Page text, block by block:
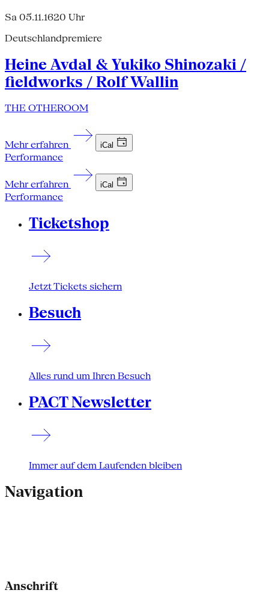
Sa 05.11.1620 Uhr
Deutschlandpremiere
Heine Avdal & Yukiko Shinozaki /
fieldworks / Rolf Wallin
THE OTHEROOM
Mehr erfahren iCal
Performance
Mehr erfahren iCal
Performance
Ticketshop
Jetzt Tickets sichern
Besuch
Alles rund um Ihren Besuch
PACT Newsletter
Immer auf dem Laufenden bleiben
Navigation
Anschrift